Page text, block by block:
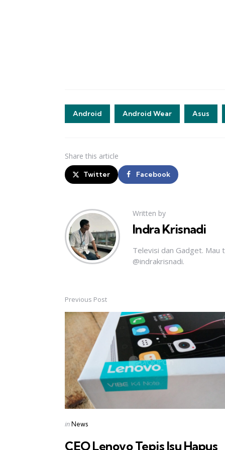
Android Android Wear Asus
Share this article
Twitter Facebook
Written by
Indra Krisnadi
Televisi dan Gadget. Mau
@indrakrisnadi.
Post
navigation
Previous Post
Posted
inNews
CEO Lenovo Tepis Isu Hapus